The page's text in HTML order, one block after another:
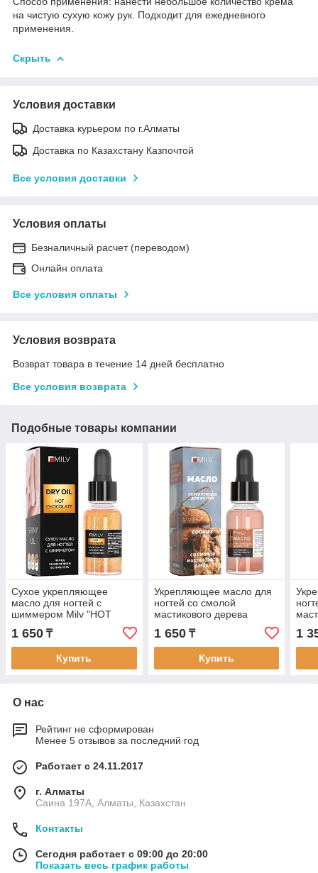
на чистую сухую кожу рук. Подходит для ежедневного
применения.
Скрыть
Условия доставки
Доставка курьером по г.Алматы
Доставка по Казахстану Казпочтой
Все условия доставки
Условия оплаты
Безналичный расчет (переводом)
Онлайн оплата
Все условия оплаты
Условия возврата
Возврат товара в течение 14 дней бесплатно
Все условия возврата
Подобные товары компании
Сухое укрепляющее
масло для ногтей с
шиммером Milv "HOT
CHOCOLATE", 15 мл
1 650 ₸
Купить
Укрепляющее масло для
ногтей со смолой
мастикового дерева
"COOKIES" Milv, 15 мл
1 650₸
Купить
1
О нас
Рейтинг не сформирован
Менее 5 отзывов за последний год
Работает с 24.11.2017
г. Алматы
Саина 197А, Алматы, Казахстан
Контакты
Сегодня работает с 09:00 до 20:00
Показать весь график работы